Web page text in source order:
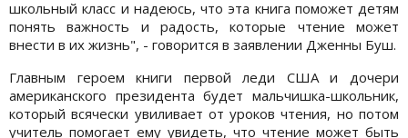
школьный класс и надеюсь, что эта книга поможет детям
понять важность и радость, которые чтение может
внести в их жизнь", - говорится в заявлении Дженны Буш.
Главным героем книги первой леди США и дочери
американского президента будет мальчишка-школьник,
который всячески увиливает от уроков чтения, но потом
учитель помогает ему увидеть, что чтение может быть